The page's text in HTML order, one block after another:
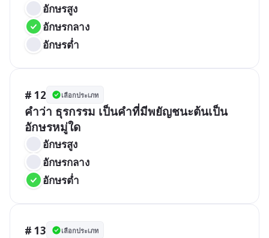
อักษรสูง
อักษรกลาง
อักษรต่ำ
# 12 เลือกประเภท
คำว่า ธุรกรรม เป็นคำที่มีพยัญชนะต้นเป็น
อักษรหมู่ใด
อักษรสูง
อักษรกลาง
อักษรต่ำ
# 13 เลือกประเภท